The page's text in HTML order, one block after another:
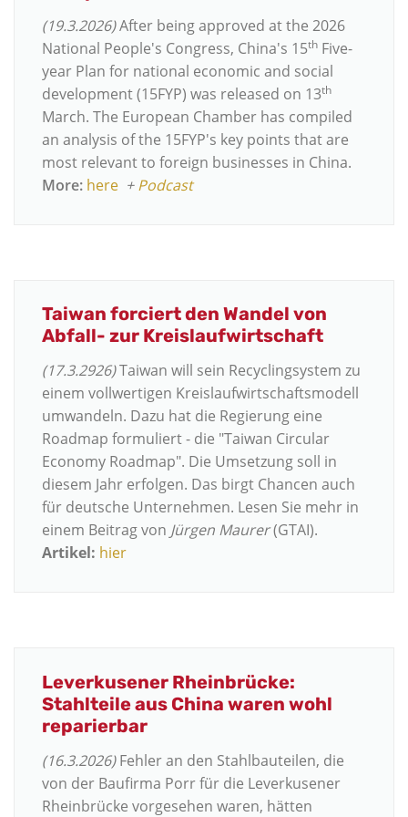
(19.3.2026)After being approved at the 2026
National People's Congress, China's 15th Five-
year Plan for national economic and social
development (15FYP) was released on 13th
March. The European Chamber has compiled
an analysis of the 15FYP's key points that are
most relevant to foreign businesses in China.
More: here +Podcast
Taiwan forciert den Wandel von
Abfall- zur Kreislaufwirtschaft
(17.3.2926)Taiwan will sein Recyclingsystem zu
einem vollwertigen Kreislaufwirtschaftsmodell
umwandeln. Dazu hat die Regierung eine
Roadmap formuliert - die "Taiwan Circular
Economy Roadmap". Die Umsetzung soll in
diesem Jahr erfolgen. Das birgt Chancen auch
für deutsche Unternehmen. Lesen Sie mehr in
einem Beitrag von Jürgen Maurer(GTAI).
Artikel: hier
Leverkusener Rheinbrücke:
Stahlteile aus China waren wohl
reparierbar
(16.3.2026)Fehler an den Stahlbauteilen, die
von der Baufirma Porr für die Leverkusener
Rheinbrücke vorgesehen waren, hätten